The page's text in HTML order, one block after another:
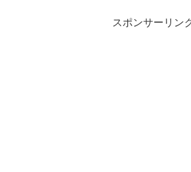
スポンサーリン